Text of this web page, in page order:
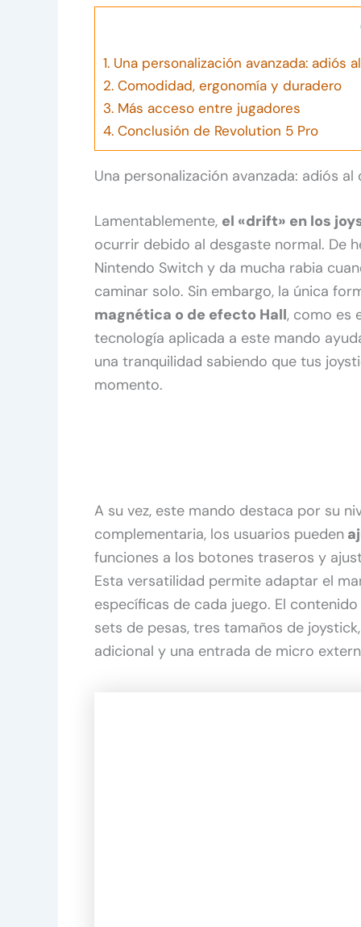
1. Una personalización avanzada: adiós
2. Comodidad, ergonomía y duradero
3. Más acceso entre jugadores
4. Conclusión de Revolution 5 Pro
Una personalización avanzada: adiós al
Lamentablemente, el «drift» en los
ocurrir debido al desgaste normal. De
Nintendo Switch y da mucha rabia
caminar solo. Sin embargo, la única
magnética o de efecto Hall, como es
tecnología aplicada a este mando
una tranquilidad sabiendo que tus
momento.
A su vez, este mando destaca por su
complementaria, los usuarios pueden
funciones a los botones traseros y
Esta versatilidad permite adaptar el
específicas de cada juego. El contenido
sets de pesas, tres tamaños de
adicional y una entrada de micro